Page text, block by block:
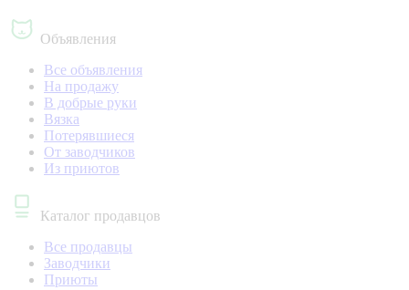
Объявления
Все объявления
На продажу
В добрые руки
Вязка
Потерявшиеся
От заводчиков
Из приютов
Каталог продавцов
Все продавцы
Заводчики
Приюты